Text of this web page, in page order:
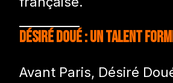
Désiré Doué : un talent
Avant Paris, Désiré